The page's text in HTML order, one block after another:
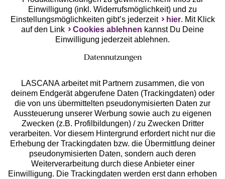
Services
Beratung
Über uns
Einwilligung (inkl. Widerrufsmöglichkeit) und zu
Einstellungsmöglichkeiten gibt’s jederzeit
hier. Mit Klick
auf den Link
Cookies ablehnen kannst Du Deine
Einwilligung jederzeit ablehnen.
Datennutzungen
LASCANA arbeitet mit Partnern zusammen, die von
deinem Endgerät abgerufene Daten (Trackingdaten) oder
die von uns übermittelten pseudonymisierten Daten zur
Aussteuerung unserer Werbung sowie auch zu eigenen
Zwecken (z.B. Profilbildungen) / zu Zwecken Dritter
verarbeiten. Vor diesem Hintergrund erfordert nicht nur die
Erhebung der Trackingdaten bzw. die Übermittlung deiner
pseudonymisierten Daten, sondern auch deren
Weiterverarbeitung durch diese Anbieter einer
Einwilligung. Die Trackingdaten werden erst dann erhoben